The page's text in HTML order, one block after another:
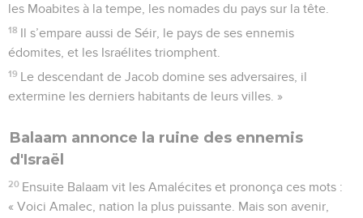
les Moabites à la tempe, les nomades du pays sur la tête.
18 Il s’empare aussi de Séir, le pays de ses ennemis
édomites, et les Israélites triomphent.
19 Le descendant de Jacob domine ses adversaires, il
extermine les derniers habitants de leurs villes. »
Balaam annonce la ruine des ennemis
d'Israël
20 Ensuite Balaam vit les Amalécites et prononça ces mots :
« Voici Amalec, nation la plus puissante. Mais son avenir,